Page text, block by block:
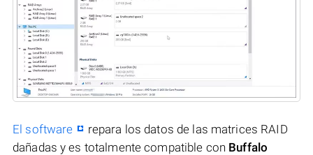
El software
repara los datos de las matrices RAID
dañadas y es totalmente compatible con Buffalo